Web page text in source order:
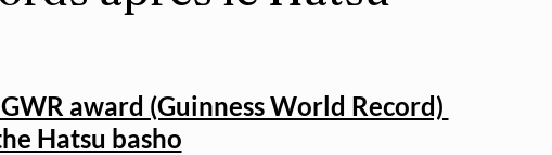
award (Guinness World Record)
Hatsu basho